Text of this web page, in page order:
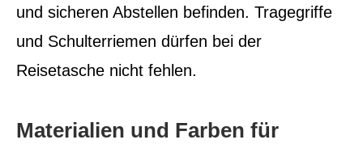
und sicheren Abstellen befinden. Tragegriffe
und Schulterriemen dürfen bei der
Reisetasche nicht fehlen.
Materialien und Farben für